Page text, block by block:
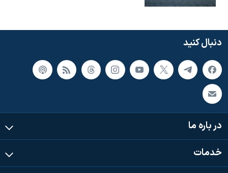
دنبال کنید
در باره ما
خدمات